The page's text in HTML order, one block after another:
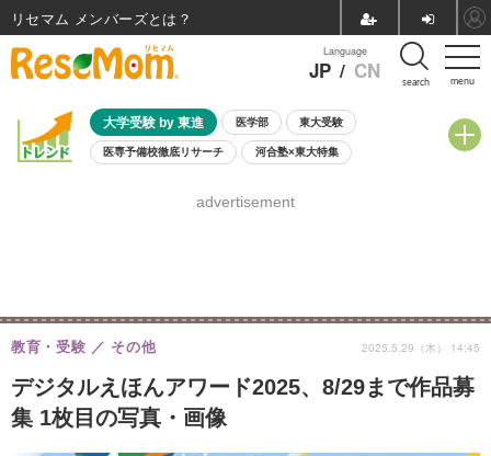
menu
Language
JP / CN search
大学受験 by 東進 医学部 東大受験
医専予備校徹底リサーチ 河合塾×東大特集
8月開催学校説明会・相談会
advertisement
デジタルえほんアワード2025、8/29まで作品募
集 1枚目の写真・画像
教育・受験 その他 2025.5.29（木） 14:45
リセマム メンバーズ